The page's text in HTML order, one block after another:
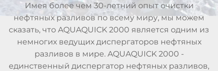
Имея более чем 30-летний опыт очистки
нефтяных разливов по всему миру, мы можем
сказать, что AQUAQUICK 2000 является одним из
немногих ведущих диспергаторов нефтяных
разливов в мире. AQUAQUICK 2000 -
единственный диспергатор нефтяных разливов,